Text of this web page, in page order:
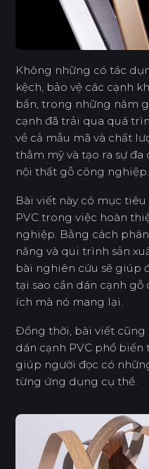
Không những có tác
kệch, bảo vệ các cạnh
bẩn, trong những năm
cạnh đã trải qua quá
về cả mẫu mã và chất
thẳm mỹ và tạo ra sự
nội thất gỗ công nghiệp.
Bài viết này có mục
PVC trong việc hoàn
nghiệp. Bằng cách
năng và qui trình sản
bài nghiên cứu sẽ giúp
tại sao cần dán cạnh
ích mà nó mang lại.
Đồng thời, bài viết cũng
dán cạnh PVC phổ
giúp người đọc có
từng ứng dụng cụ thể.